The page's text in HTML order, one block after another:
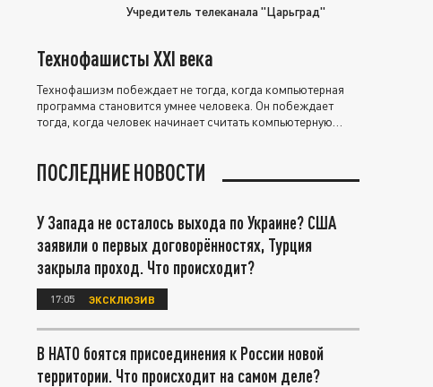
Учредитель телеканала "Царьград"
Технофашисты XXI века
Технофашизм побеждает не тогда, когда компьютерная
программа становится умнее человека. Он побеждает
тогда, когда человек начинает считать компьютерную
ПОСЛЕДНИЕ НОВОСТИ
У Запада не осталось выхода по Украине? США
заявили о первых договорённостях, Турция
закрыла проход. Что происходит?
17:05 ЭКСКЛЮЗИВ
В НАТО боятся присоединения к России новой
территории. Что происходит на самом деле?